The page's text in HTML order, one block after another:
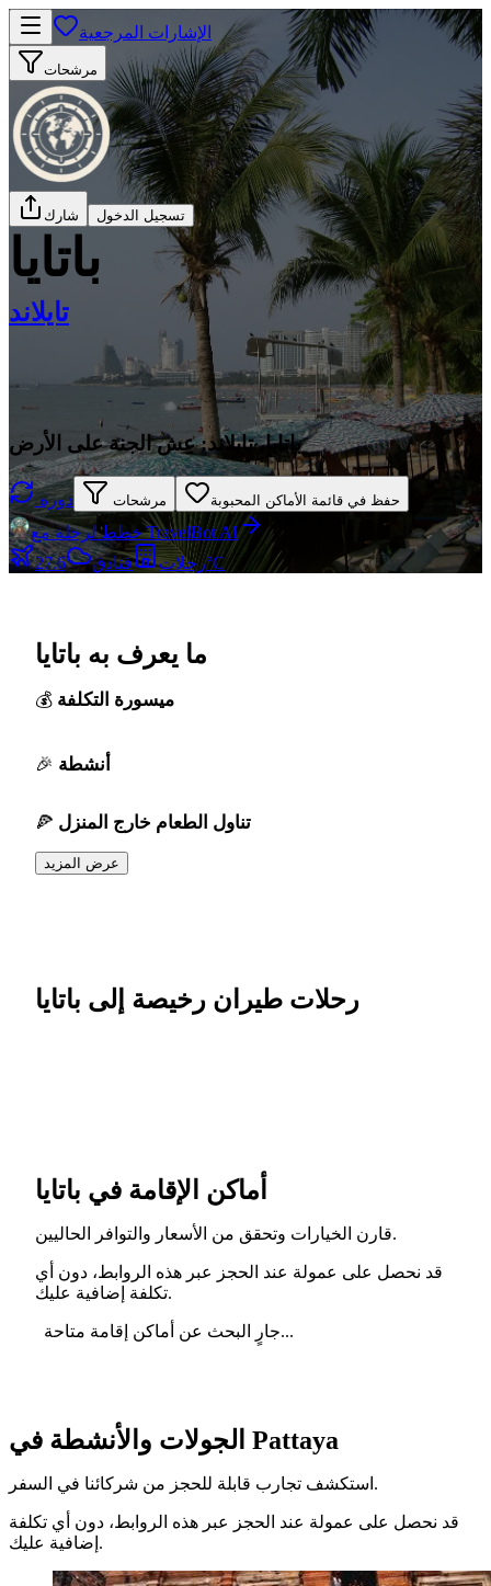
الإشارات المرجعية
مرشحات
شارك تسجيل الدخول
باتايا
تايلاند
باتايا، تايلاند: عِش الجنة على الأرض
دوره مرشحات حفظ في قائمة الأماكن المحبوبة
خطط لرحلة مع TravelBot AI
رحلات
فنادق 27.6°C
ما يعرف به باتايا
ميسورة التكلفة
أنشطة
تناول الطعام خارج المنزل
عرض المزيد
رحلات طيران رخيصة إلى باتايا
أماكن الإقامة في باتايا
قارن الخيارات وتحقق من الأسعار والتوافر الحاليين.
قد نحصل على عمولة عند الحجز عبر هذه الروابط، دون أي
تكلفة إضافية عليك.
جارٍ البحث عن أماكن إقامة متاحة...
الجولات والأنشطة في Pattaya
استكشف تجارب قابلة للحجز من شركائنا في السفر.
قد نحصل على عمولة عند الحجز عبر هذه الروابط، دون أي تكلفة
إضافية عليك.